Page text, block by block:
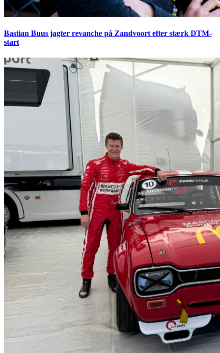
Bastian Buus jagter revanche på Zandvoort efter stærk DTM-
start